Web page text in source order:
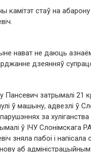
камітэт стаў на
нават не даюць
дзеянняў
Пансевич затрымалі 21
ў машыну, адвезлі ў
за
ў ІЧУ Слонімскага
зняла пабоі і
аб